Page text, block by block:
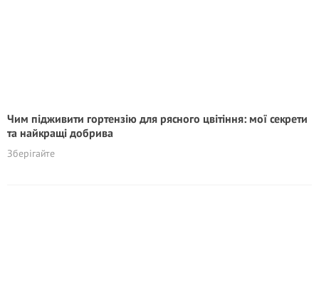
Чим підживити гортензію для рясного цвітіння: мої секрети
та найкращі добрива
Зберігайте